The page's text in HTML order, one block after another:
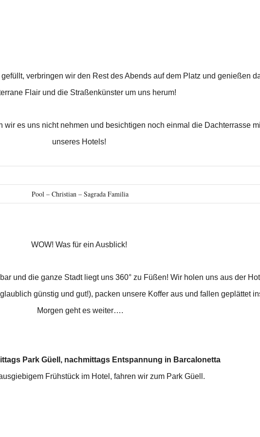
verbringen wir den Rest des Abends auf dem Platz und genießen
Flair und die Straßenkünster um uns herum!
wir es uns nicht nehmen und besichtigen noch einmal die Dachterrasse
unseres Hotels!
Pool – Christian – Sagrada Familia
WOW! Was für ein Ausblick!
und die ganze Stadt liegt uns 360° zu Füßen! Wir holen uns aus der
günstig und gut!), packen unsere Koffer aus und fallen geplättet
Morgen geht es weiter….
Park Güell, nachmittags Entspannung in Barcalonetta
Frühstück im Hotel, fahren wir zum Park Güell.